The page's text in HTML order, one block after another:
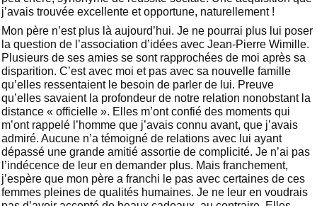
j’avais trouvée excellente et opportune, naturellement !
Mon père n’est plus là aujourd’hui. Je ne pourrai plus lui poser
la question de l’association d’idées avec Jean-Pierre Wimille.
Plusieurs de ses amies se sont rapprochées de moi après sa
disparition. C’est avec moi et pas avec sa nouvelle famille
qu’elles ressentaient le besoin de parler de lui. Preuve
qu’elles savaient la profondeur de notre relation nonobstant la
distance « officielle ». Elles m’ont confié des moments qui
m’ont rappelé l’homme que j’avais connu avant, que j’avais
admiré. Aucune n’a témoigné de relations avec lui ayant
dépassé une grande amitié assortie de complicité. Je n’ai pas
l’indécence de leur en demander plus. Mais franchement,
j’espère que mon père a franchi le pas avec certaines de ces
femmes pleines de qualités humaines. Je ne leur en voudrais